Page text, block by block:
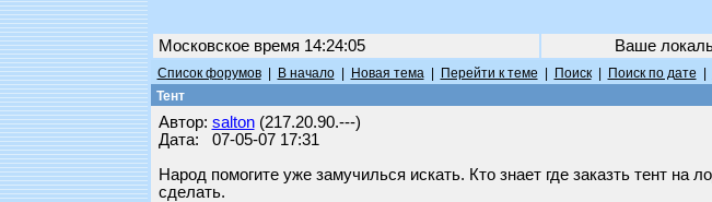
Московское время 14:24:05 Ваше
Список форумов| В начало| Новая тема| Перейти к теме Поиск| Поиск по дате
Тент
Автор: salton(217.20.90.---)
Дата: 07-05-07 17:31
Народ помогите уже замучилься искать. Кто знает где заказть тент
сделать.